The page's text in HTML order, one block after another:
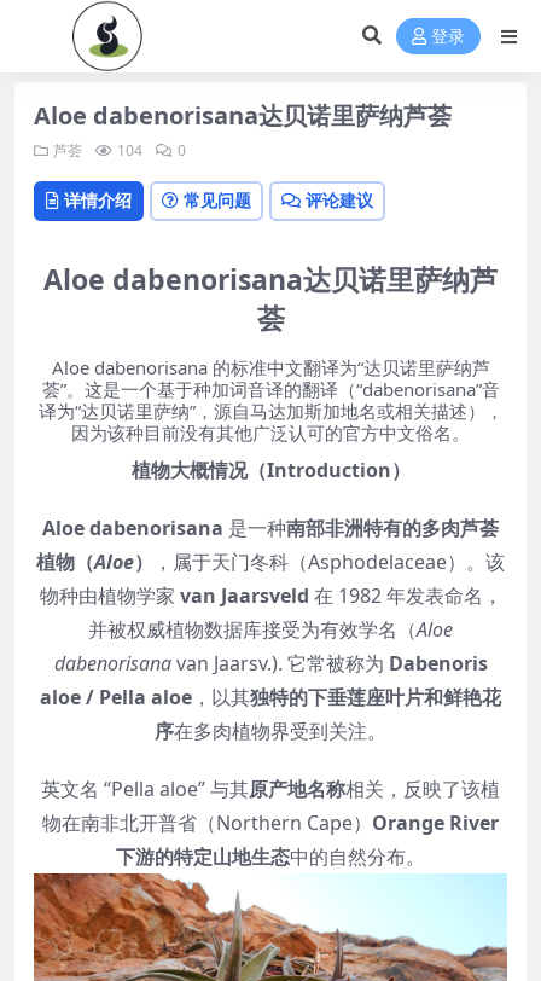
登录
Aloe dabenorisana达贝诺里萨纳芦荟
芦荟 104 0
详情介绍 常见问题 评论建议
Aloe dabenorisana达贝诺里萨纳芦
荟
Aloe dabenorisana 的标准中文翻译为“达贝诺里萨纳芦
荟”。这是一个基于种加词音译的翻译（“dabenorisana”音
译为“达贝诺里萨纳”，源自马达加斯加地名或相关描述），
因为该种目前没有其他广泛认可的官方中文俗名。
植物大概情况（Introduction）
Aloe dabenorisana 是一种南部非洲特有的多肉芦荟
植物（Aloe）
，属于天门冬科（Asphodelaceae）。该
物种由植物学家 van Jaarsveld 在 1982 年发表命名，
并被权威植物数据库接受为有效学名（Aloe
dabenorisanavan Jaarsv.). 它常被称为 Dabenoris
aloe / Pella aloe ，以其独特的下垂莲座叶片和鲜艳花
序在多肉植物界受到关注。
英文名 “Pella aloe” 与其原产地名称相关，反映了该植
物在南非北开普省（Northern Cape） Orange River
下游的特定山地生态中的自然分布。